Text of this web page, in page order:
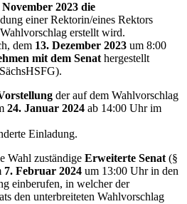
2023 die
einer Rektorin/eines Rektors
erstellt wird.
dem 13. Dezember 2023 um 8:00
mit dem Senat hergestellt
der auf dem Wahlvorschlag
24. Januar 2024 ab 14:00 Uhr im
Einladung.
Wahl zuständige Erweiterte Senat (§
7. Februar 2024 um 13:00 Uhr in den
einberufen, in welcher der
den unterbreiteten Wahlvorschlag